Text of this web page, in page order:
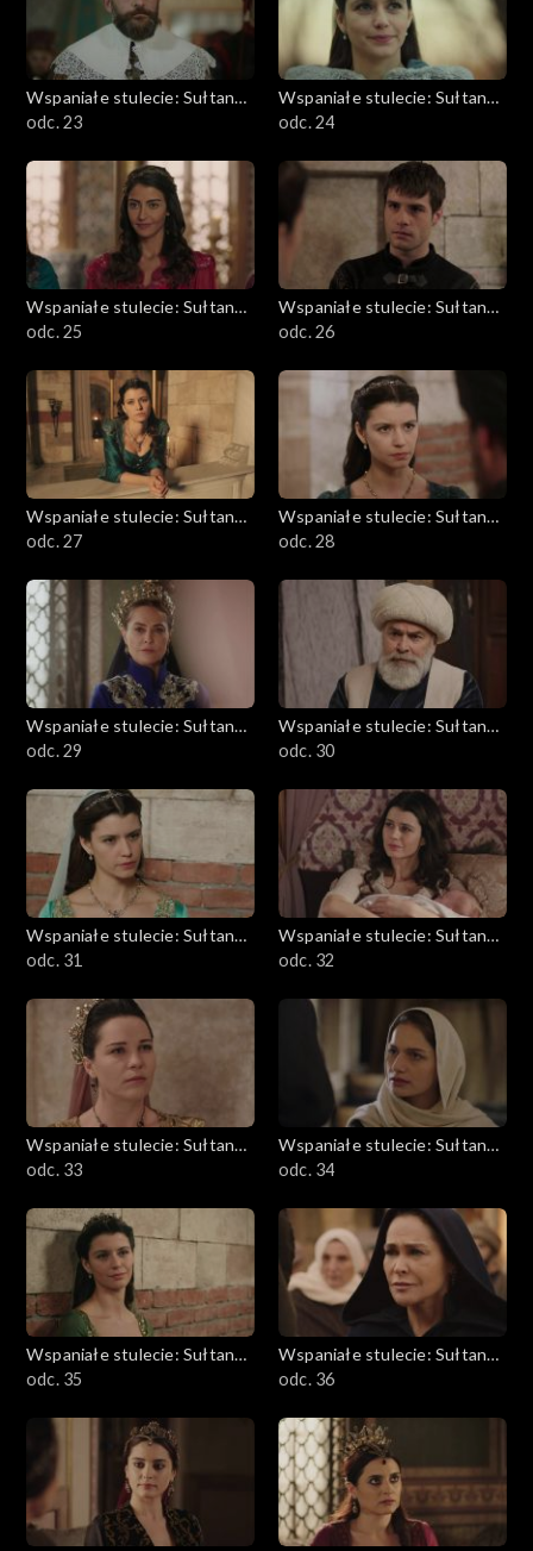
Wspaniałe stulecie: Sułtanka
Kösem
odc. 23
Wspaniałe stulecie: Sułtanka
Kösem
odc. 24
Wspaniałe stulecie: Sułtanka
Kösem
odc. 25
Wspaniałe stulecie: Sułtanka
Kösem
odc. 26
Wspaniałe stulecie: Sułtanka
Kösem
odc. 27
Wspaniałe stulecie: Sułtanka
Kösem
odc. 28
Wspaniałe stulecie: Sułtanka
Kösem
odc. 29
Wspaniałe stulecie: Sułtanka
Kösem
odc. 30
Wspaniałe stulecie: Sułtanka
Kösem
odc. 31
Wspaniałe stulecie: Sułtanka
Kösem
odc. 32
Wspaniałe stulecie: Sułtanka
Kösem
odc. 33
Wspaniałe stulecie: Sułtanka
Kösem
odc. 34
Wspaniałe stulecie: Sułtanka
Kösem
odc. 35
Wspaniałe stulecie: Sułtanka
Kösem
odc. 36